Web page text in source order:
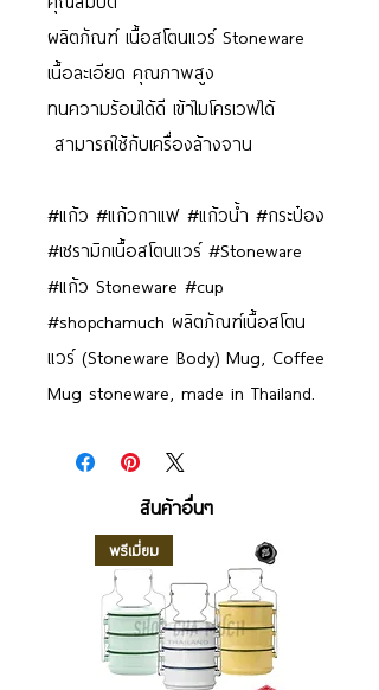
ผลิตภัณฑ์ เนื้อสโตนแวร์ Stoneware
เนื้อละเอียด คุณภาพสูง
ทนความร้อนได้ดี เข้าไมโครเวฟได้
สามารถใช้กับเครื่องล้างจาน
#แก้ว #แก้วกาแฟ #แก้วน้ำ #กระป๋อง
#เซรามิกเนื้อสโตนแวร์ #Stoneware
#แก้ว Stoneware #cup
#shopchamuch ผลิตภัณฑ์เนื้อสโตน
แวร์ (Stoneware Body) Mug, Coffee
Mug stoneware, made in Thailand.
สินค้าอื่นๆ
พรีเมี่ยม